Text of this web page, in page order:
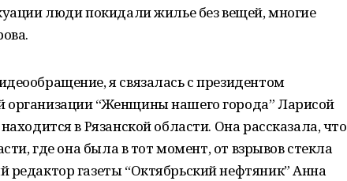
люди покидали жилье без вещей, многие
я связалась с президентом
организации “Женщины нашего города” Ларисой
в Рязанской области. Она рассказала, что
где она была в тот момент, от взрывов стекла
газеты “Октябрьский нефтяник” Анна